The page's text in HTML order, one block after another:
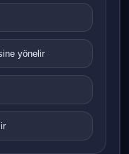
yönelir